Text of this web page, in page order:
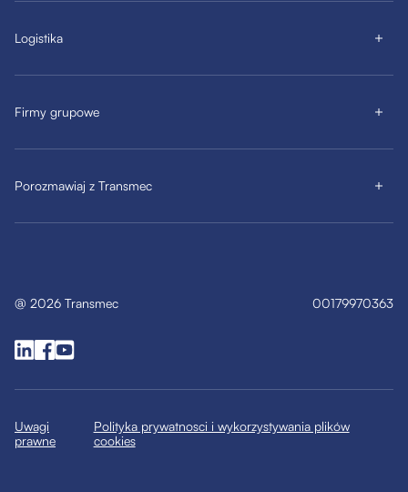
Logistika
Firmy grupowe
Porozmawiaj z Transmec
@ 2026 Transmec
Uwagi
prawne
Polityka prywatnosci i wykorzystywania plików
cookies
00179970363